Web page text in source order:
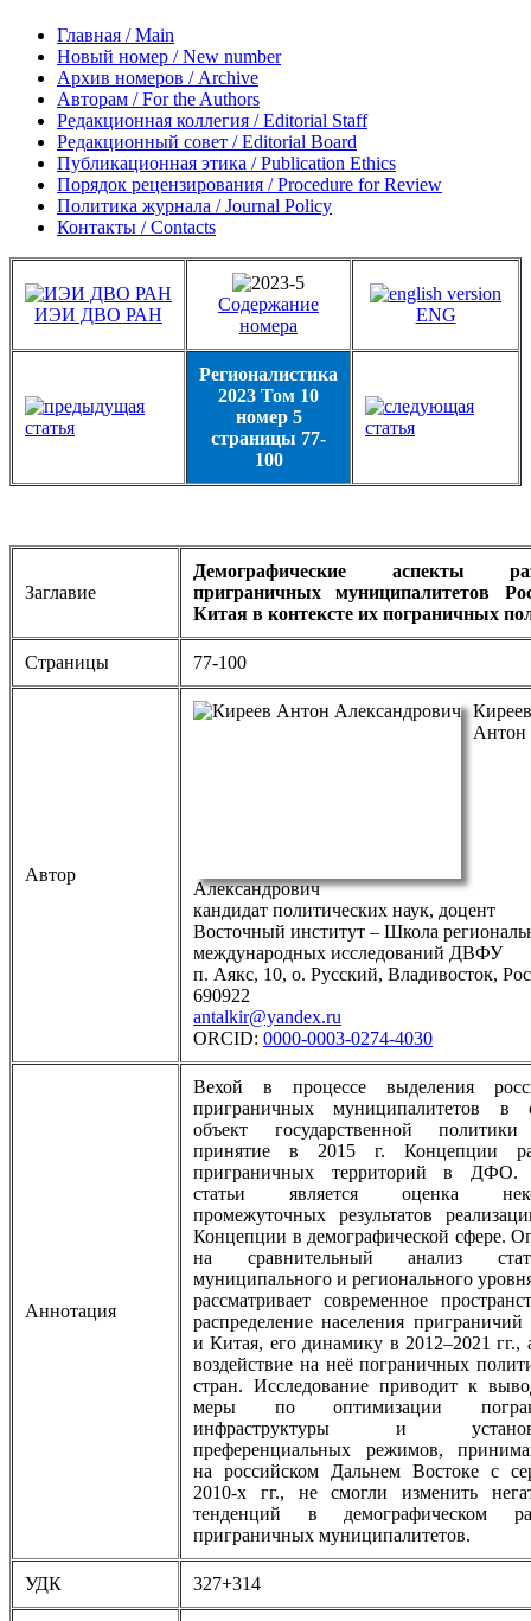
Главная / Main
Новый номер / New number
Архив номеров / Archive
Авторам / For the Authors
Редакционная коллегия / Editorial Staff
Редакционный совет / Editorial Board
Публикационная этика / Publication Ethics
Порядок рецензирования / Procedure for Review
Политика журнала / Journal Policy
Контакты / Contacts
ИЭИ ДВО РАН
Содержание
номера
ENG
Регионалистика
2023 Том 10
номер 5
страницы 77-
100
Заглавие
Демографические аспекты
приграничных муниципалитетов
Китая в контексте их пограничных
Страницы 77-100
Автор
Киреев
Антон
Александрович
кандидат политических наук, доцент
Восточный институт – Школа
международных исследований ДВФУ
п. Аякс, 10, о. Русский, Владивосток,
690922
antalkir@yandex.ru
ORCID: 0000-0003-0274-4030
Аннотация
Вехой в процессе выделения
приграничных муниципалитетов в
объект государственной
принятие в 2015 г. Концепции
приграничных территорий в ДФО.
статьи является оценка
промежуточных результатов
Концепции в демографической сфере.
на сравнительный анализ
муниципального и регионального
рассматривает современное
распределение населения приграничий
и Китая, его динамику в 2012–2021 гг.,
воздействие на неё пограничных
стран. Исследование приводит к
меры по оптимизации
инфраструктуры и
преференциальных режимов,
на российском Дальнем Востоке с
2010-х гг., не смогли изменить
тенденций в демографическом
приграничных муниципалитетов.
УДК 327+314